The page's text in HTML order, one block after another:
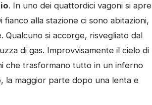
. In uno dei quattordici vagoni si apre
alla stazione ci sono abitazioni,
si accorge, risvegliato dal
di gas. Improvvisamente il cielo di
che trasformano tutto in un inferno
la maggior parte dopo una lenta e